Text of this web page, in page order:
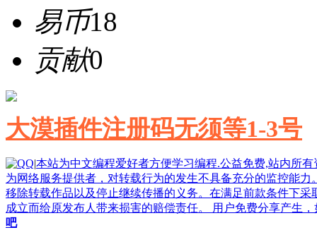
易币18
贡献0
大漠插件注册码无须等1-3号
|本站为中文编程爱好者方便学习编程.公益免费,站内所
为网络服务提供者，对转载行为的发生不具备充分的监控能
移除转载作品以及停止继续传播的义务。在满足前款条件下
成立而给原发布人带来损害的赔偿责任。 用户免费分享产生
吧